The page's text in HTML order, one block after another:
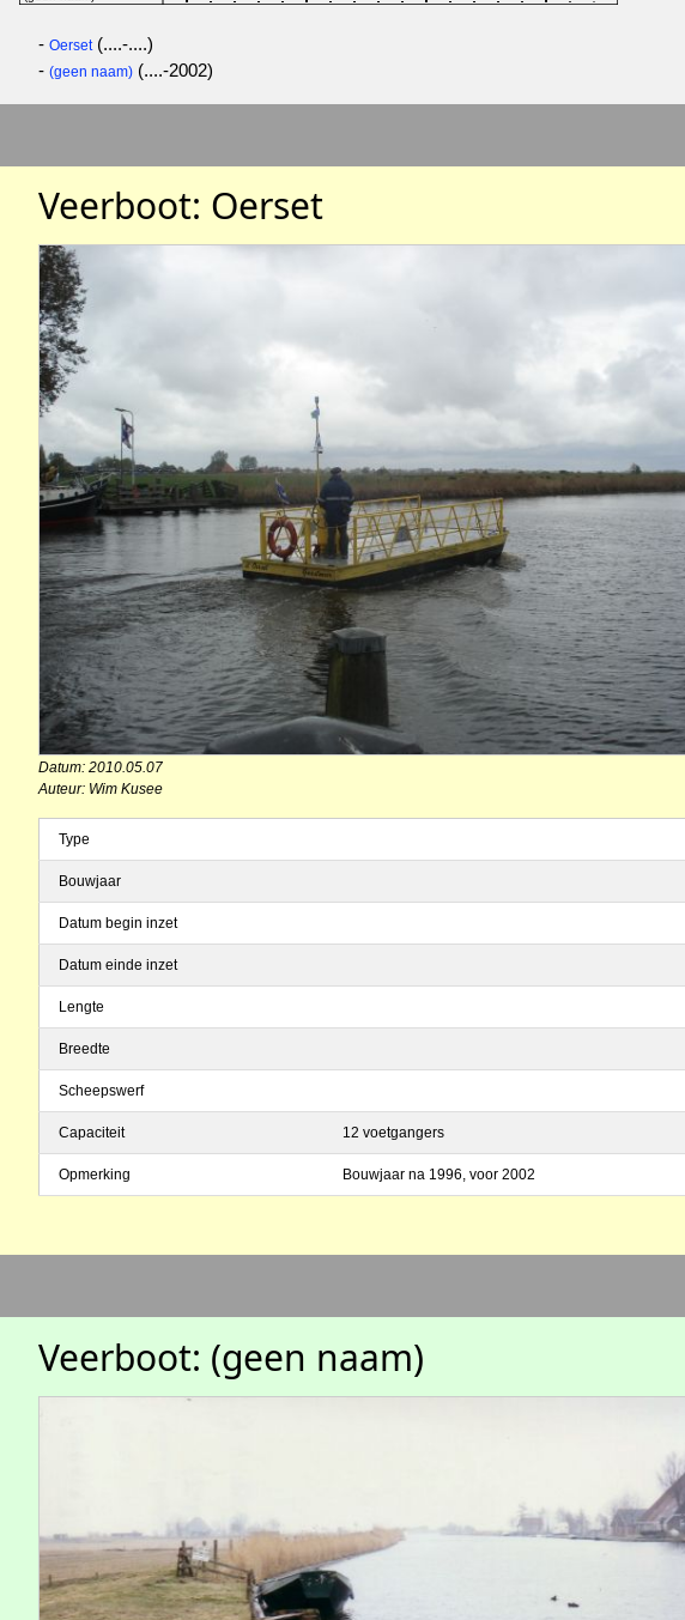
- Oerset(....-....)
- (geen naam) (....-2002)
Veerboot: Oerset
Datum: 2010.05.07
Auteur: Wim Kusee
Type
Bouwjaar
Datum begin inzet
Datum einde inzet
Lengte
Breedte
Scheepswerf
Capaciteit 12 voetgangers
Opmerking Bouwjaar na 1996, voor 2002
Veerboot: (geen naam)